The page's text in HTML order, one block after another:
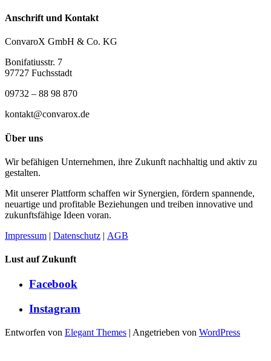
Anschrift und Kontakt
ConvaroX GmbH & Co. KG
Bonifatiusstr. 7
97727 Fuchsstadt
09732 – 88 98 870
kontakt@convarox.de
Über uns
Wir befähigen Unternehmen, ihre Zukunft nachhaltig und aktiv zu
gestalten.
Mit unserer Plattform schaffen wir Synergien, fördern spannende,
neuartige und profitable Beziehungen und treiben innovative und
zukunftsfähige Ideen voran.
Impressum | Datenschutz | AGB
Lust auf Zukunft
Facebook
Instagram
Entworfen von Elegant Themes | Angetrieben von WordPress